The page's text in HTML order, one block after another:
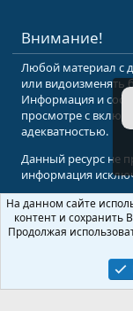
Внимание!
Любой материал с
или видоизменять
Информация и
просмотре с
адекватностью.
Данный ресурс не
информация
© 2008-2026 Форум
Перевод: XenForo.Info
На данном сайте
контент и сохранить
Продолжая